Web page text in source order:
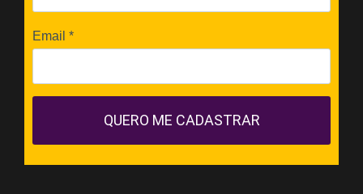
Email *
QUERO ME CADASTRAR